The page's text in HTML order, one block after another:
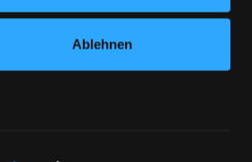
Ablehnen